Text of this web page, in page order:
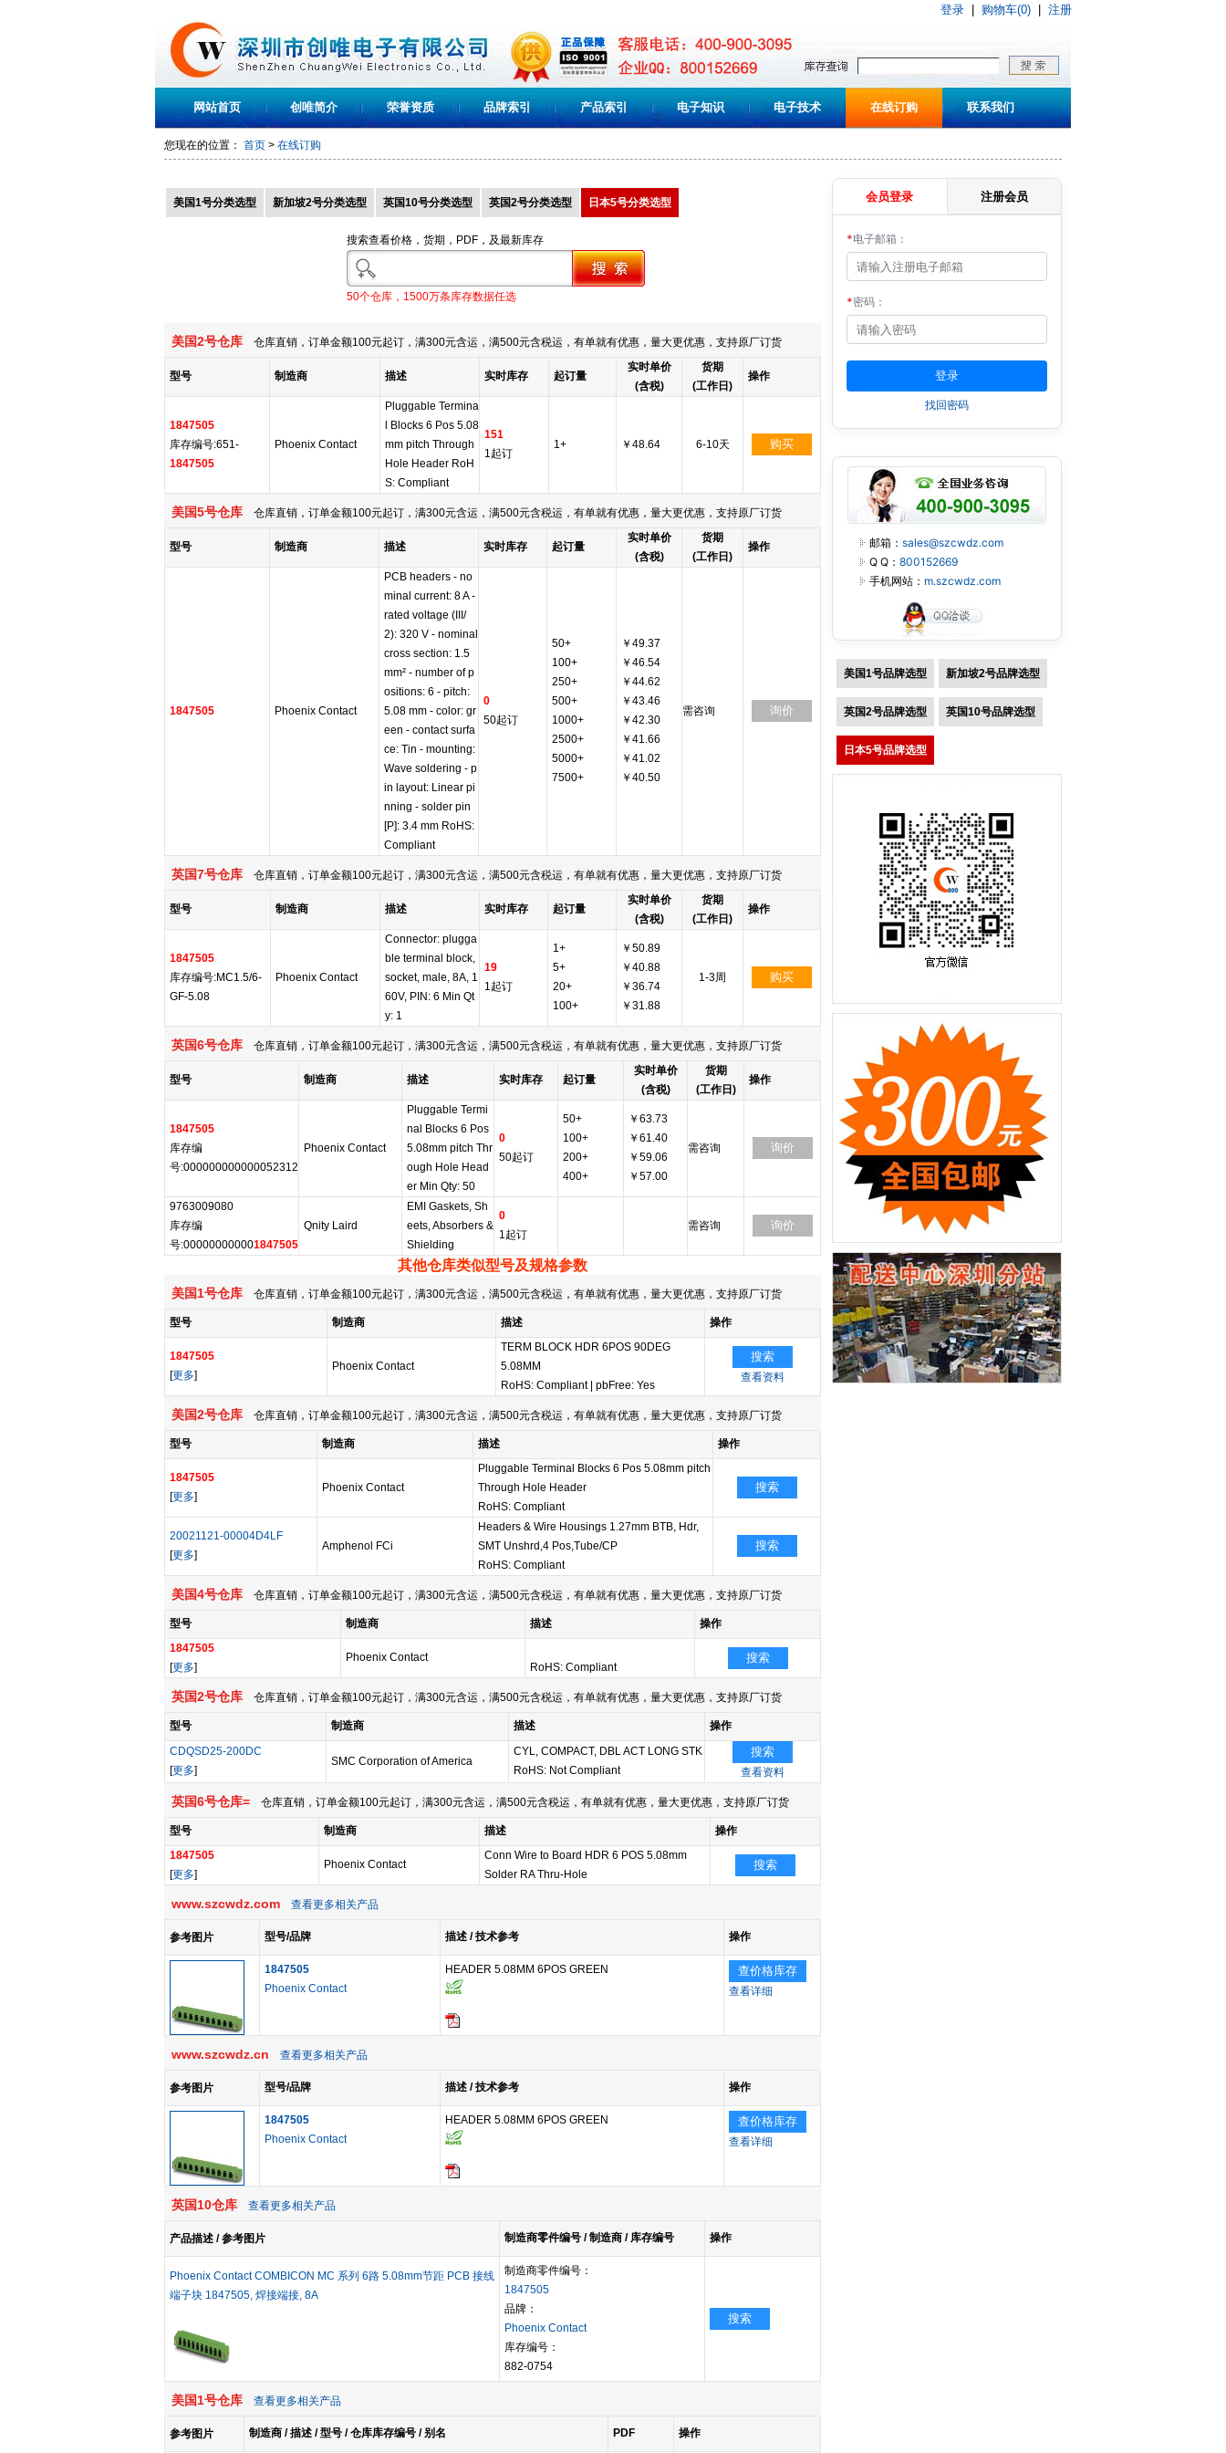
登录 购物车(0) 注册
网站首页 创唯简介 荣誉资质 品牌索引 产品索引 电子知识 电子技术 在线订购 联系我们
您现在的位置： 首页 > 在线订购
美国1号分类选型 新加坡2号分类选型 英国10号分类选型 英国2号分类选型 日本5号分类选型
搜索查看价格，货期，PDF，及最新库存
50个仓库，1500万条库存数据任选
美国2号仓库 仓库直销，订单金额100元起订，满300元含运，满500元含税运，有单就有优惠，量大更优惠，支持原厂订货
型号 制造商 描述 实时库存 起订量
实时单价
(含税)
货期
(工作日)
操作
1847505
库存编号:651-
1847505
Phoenix Contact
Pluggable Termina
l Blocks 6 Pos 5.08
mm pitch Through
Hole Header RoH
S: Compliant
151
1起订
1+ ￥48.64 6-10天 购买
美国5号仓库 仓库直销，订单金额100元起订，满300元含运，满500元含税运，有单就有优惠，量大更优惠，支持原厂订货
型号 制造商 描述 实时库存 起订量
实时单价
(含税)
货期
(工作日)
操作
1847505 Phoenix Contact
PCB headers - no
minal current: 8 A -
rated voltage (III/
2): 320 V - nominal
cross section: 1.5
mm² - number of p
ositions: 6 - pitch:
5.08 mm - color: gr
een - contact surfa
ce: Tin - mounting:
Wave soldering - p
in layout: Linear pi
nning - solder pin
[P]: 3.4 mm RoHS:
Compliant
0
50起订
50+
100+
250+
500+
1000+
2500+
5000+
7500+
￥49.37
￥46.54
￥44.62
￥43.46
￥42.30
￥41.66
￥41.02
￥40.50
需咨询 询价
英国7号仓库 仓库直销，订单金额100元起订，满300元含运，满500元含税运，有单就有优惠，量大更优惠，支持原厂订货
型号 制造商 描述 实时库存 起订量
实时单价
(含税)
货期
(工作日)
操作
1847505
库存编号:MC1.5/6-
GF-5.08
Phoenix Contact
Connector: plugga
ble terminal block,
socket, male, 8A, 1
60V, PIN: 6 Min Qt
y: 1
19
1起订
1+
5+
20+
100+
￥50.89
￥40.88
￥36.74
￥31.88
1-3周 购买
英国6号仓库 仓库直销，订单金额100元起订，满300元含运，满500元含税运，有单就有优惠，量大更优惠，支持原厂订货
型号 制造商 描述 实时库存 起订量
实时单价
(含税)
货期
(工作日)
操作
1847505
库存编
号:000000000000052312
Phoenix Contact
Pluggable Termi
nal Blocks 6 Pos
5.08mm pitch Thr
ough Hole Head
er Min Qty: 50
0
50起订
50+
100+
200+
400+
￥63.73
￥61.40
￥59.06
￥57.00
需咨询 询价
9763009080
库存编
号:000000000001847505
Qnity Laird
EMI Gaskets, Sh
eets, Absorbers &
Shielding
0
1起订
需咨询 询价
其他仓库类似型号及规格参数
美国1号仓库 仓库直销，订单金额100元起订，满300元含运，满500元含税运，有单就有优惠，量大更优惠，支持原厂订货
型号 制造商 描述 操作
1847505
[更多]
Phoenix Contact
TERM BLOCK HDR 6POS 90DEG
5.08MM
RoHS: Compliant pbFree: Yes
搜索
查看资料
美国2号仓库 仓库直销，订单金额100元起订，满300元含运，满500元含税运，有单就有优惠，量大更优惠，支持原厂订货
型号 制造商 描述 操作
1847505
[更多]
Phoenix Contact
Pluggable Terminal Blocks 6 Pos 5.08mm pitch
Through Hole Header
RoHS: Compliant
搜索
20021121-00004D4LF
[更多]
Amphenol FCi
Headers & Wire Housings 1.27mm BTB, Hdr,
SMT Unshrd,4 Pos,Tube/CP
RoHS: Compliant
搜索
美国4号仓库 仓库直销，订单金额100元起订，满300元含运，满500元含税运，有单就有优惠，量大更优惠，支持原厂订货
型号 制造商 描述
操作
1847505
[更多]
Phoenix Contact
RoHS: Compliant
搜索
英国2号仓库 仓库直销，订单金额100元起订，满300元含运，满500元含税运，有单就有优惠，量大更优惠，支持原厂订货
型号 制造商 描述
操作
CDQSD25-200DC
[更多]
SMC Corporation of America
CYL, COMPACT, DBL ACT LONG STK
RoHS: Not Compliant
搜索
查看资料
英国6号仓库= 仓库直销，订单金额100元起订，满300元含运，满500元含税运，有单就有优惠，量大更优惠，支持原厂订货
型号 制造商 描述
操作
1847505
[更多]
Phoenix Contact
Conn Wire to Board HDR 6 POS 5.08mm
Solder RA Thru-Hole
搜索
www.szcwdz.com 查看更多相关产品
参考图片 型号/品牌 描述 / 技术参考 操作
1847505
Phoenix Contact
HEADER 5.08MM 6POS GREEN 查价格库存
查看详细
www.szcwdz.cn 查看更多相关产品
参考图片 型号/品牌 描述 / 技术参考 操作
1847505
Phoenix Contact
HEADER 5.08MM 6POS GREEN 查价格库存
查看详细
英国10仓库 查看更多相关产品
产品描述 / 参考图片 制造商零件编号 / 制造商 / 库存编号 操作
Phoenix Contact COMBICON MC 系列 6路 5.08mm节距 PCB 接线
端子块 1847505, 焊接端接, 8A
制造商零件编号：
1847505
品牌：
Phoenix Contact
库存编号：
882-0754
搜索
美国1号仓库 查看更多相关产品
参考图片 制造商 / 描述 / 型号 / 仓库库存编号 / 别名 PDF 操作
会员登录 注册会员
*电子邮箱：
*密码：
找回密码
邮箱： sales@szcwdz.com
Q Q： 800152669
手机网站： m.szcwdz.com
美国1号品牌选型 新加坡2号品牌选型
英国2号品牌选型 英国10号品牌选型
日本5号品牌选型